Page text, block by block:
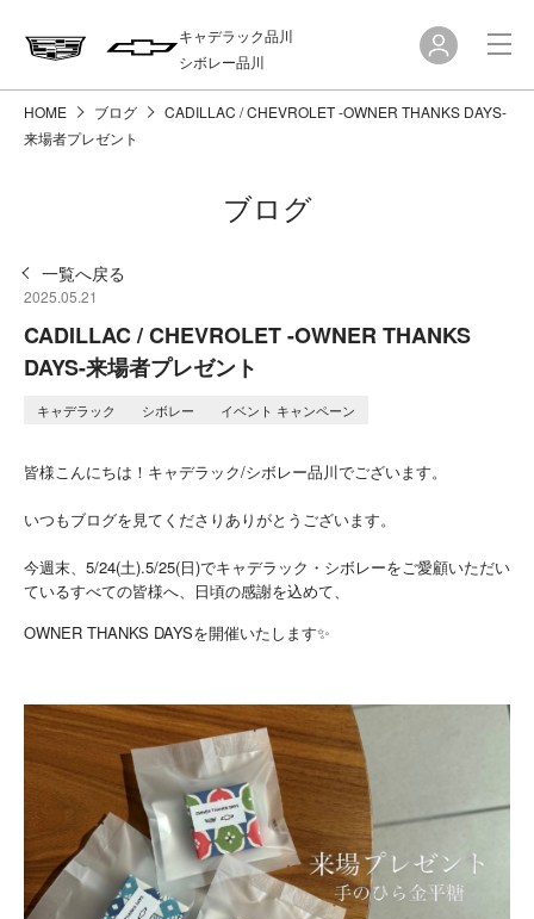
キャデラック品川
シボレー品川
HOME ブログ
CADILLAC / CHEVROLET -OWNER THANKS DAYS-
来場者プレゼント
ブログ
一覧へ戻る
2025.05.21
CADILLAC / CHEVROLET -OWNER THANKS
DAYS-来場者プレゼント
キャデラック シボレー イベント キャンペーン
皆様こんにちは！キャデラック/シボレー品川でございます。
いつもブログを見てくださりありがとうございます。
今週末、5/24(土).5/25(日)でキャデラック・シボレーをご愛顧いただい
ているすべての皆様へ、日頃の感謝を込めて、
OWNER THANKS DAYSを開催いたします✨